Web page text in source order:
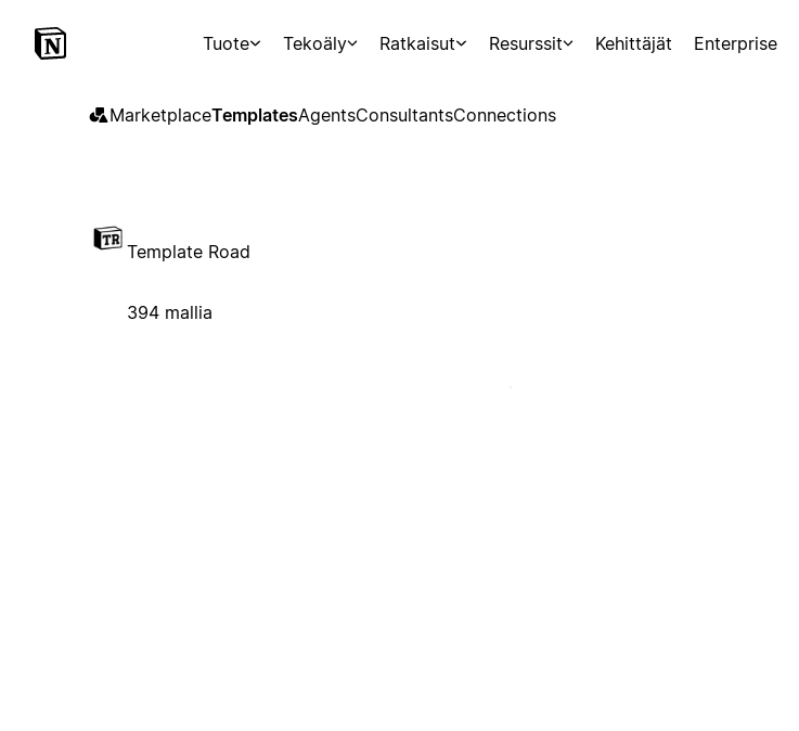
Tuote Tekoäly Ratkaisut Resurssit Kehittäjät Enterprise
MarketplaceTemplatesAgentsConsultantsConnections
Template Road
394 mallia